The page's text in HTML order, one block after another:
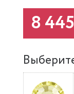
8 445